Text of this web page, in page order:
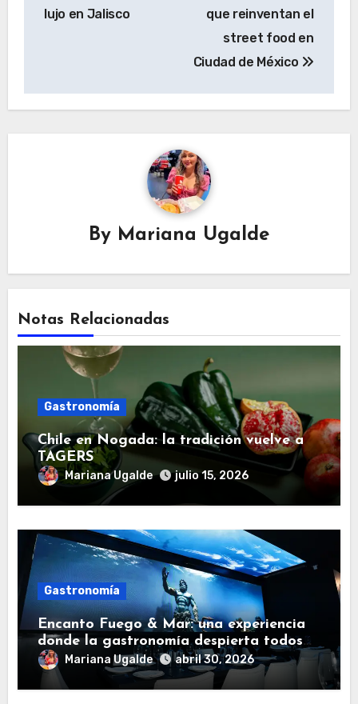
entradas
lujo en Jalisco
que reinventan el
street food en
Ciudad de México
By Mariana Ugalde
Notas Relacionadas
Gastronomía
Chile en Nogada: la tradición vuelve a
TAGERS
Mariana Ugalde julio 15, 2026
Gastronomía
Encanto Fuego & Mar: una experiencia
donde la gastronomía despierta todos
los sentidos
Mariana Ugalde abril 30, 2026